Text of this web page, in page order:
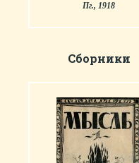
Пг., 1918
Сборники